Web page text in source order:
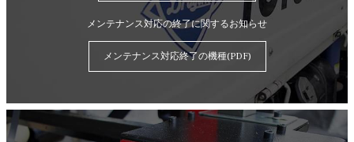
メンテナンス対応の終了に関するお知らせ
メンテナンス対応終了の機種(PDF)